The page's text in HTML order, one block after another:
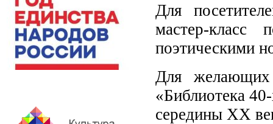
Для
мастер-
поэтическими
Для желающих
«Библиотека
середины XX